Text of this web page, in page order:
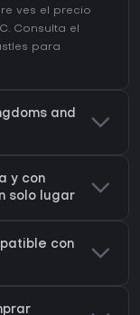
ves el precio
. Consulta el
para
and
y con
solo lugar
con